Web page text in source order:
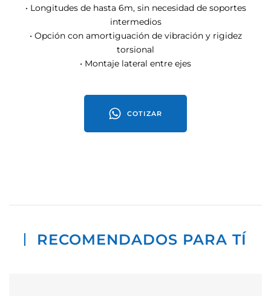
• Longitudes de hasta 6m, sin necesidad de soportes
intermedios
• Opción con amortiguación de vibración y rigidez
torsional
• Montaje lateral entre ejes
COTIZAR
RECOMENDADOS PARA TÍ